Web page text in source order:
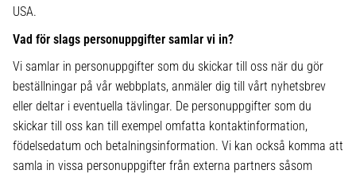
USA.
Vad för slags personuppgifter samlar vi in?
Vi samlar in personuppgifter som du skickar till oss när du gör
beställningar på vår webbplats, anmäler dig till vårt nyhetsbrev
eller deltar i eventuella tävlingar. De personuppgifter som du
skickar till oss kan till exempel omfatta kontaktinformation,
födelsedatum och betalningsinformation. Vi kan också komma att
samla in vissa personuppgifter från externa partners såsom